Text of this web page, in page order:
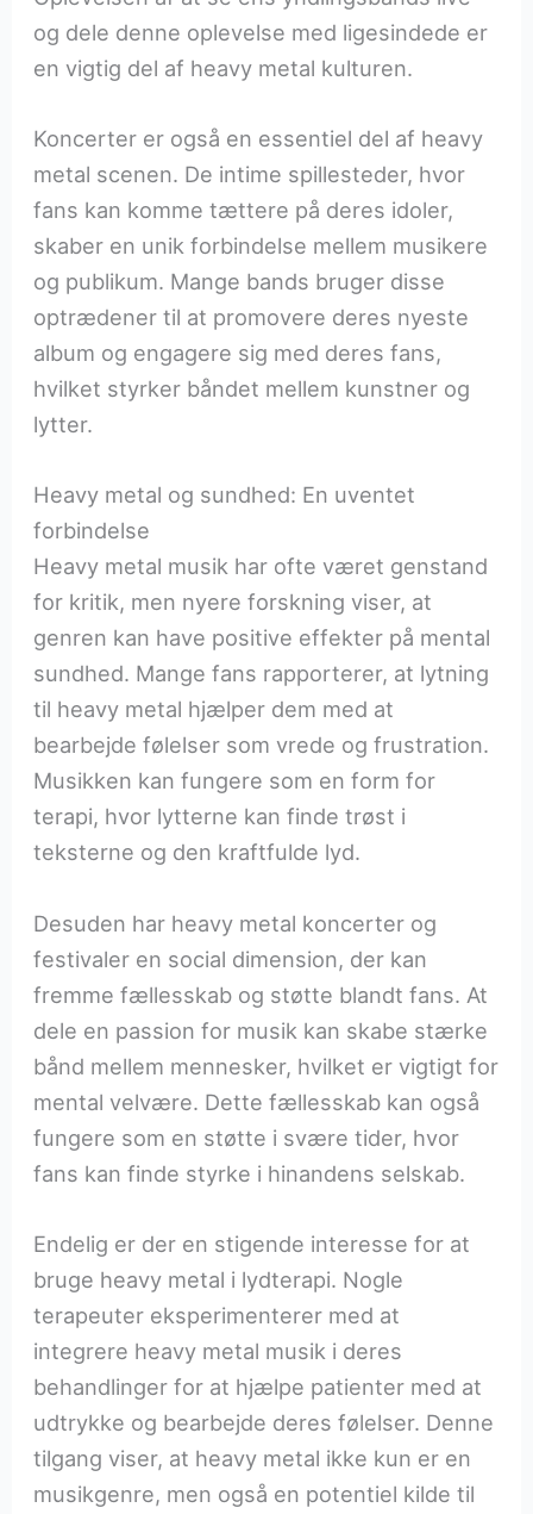
og dele denne oplevelse med ligesindede er
en vigtig del af heavy metal kulturen.
Koncerter er også en essentiel del af heavy
metal scenen. De intime spillesteder, hvor
fans kan komme tættere på deres idoler,
skaber en unik forbindelse mellem musikere
og publikum. Mange bands bruger disse
optrædener til at promovere deres nyeste
album og engagere sig med deres fans,
hvilket styrker båndet mellem kunstner og
lytter.
Heavy metal og sundhed: En uventet
forbindelse
Heavy metal musik har ofte været genstand
for kritik, men nyere forskning viser, at
genren kan have positive effekter på mental
sundhed. Mange fans rapporterer, at lytning
til heavy metal hjælper dem med at
bearbejde følelser som vrede og frustration.
Musikken kan fungere som en form for
terapi, hvor lytterne kan finde trøst i
teksterne og den kraftfulde lyd.
Desuden har heavy metal koncerter og
festivaler en social dimension, der kan
fremme fællesskab og støtte blandt fans. At
dele en passion for musik kan skabe stærke
bånd mellem mennesker, hvilket er vigtigt for
mental velvære. Dette fællesskab kan også
fungere som en støtte i svære tider, hvor
fans kan finde styrke i hinandens selskab.
Endelig er der en stigende interesse for at
bruge heavy metal i lydterapi. Nogle
terapeuter eksperimenterer med at
integrere heavy metal musik i deres
behandlinger for at hjælpe patienter med at
udtrykke og bearbejde deres følelser. Denne
tilgang viser, at heavy metal ikke kun er en
musikgenre, men også en potentiel kilde til